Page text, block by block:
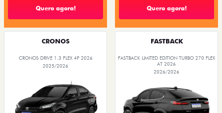
Quero agora! Quero agora!
CRONOS
CRONOS DRIVE 1.3 FLEX 4P 2026
2025/2026
FASTBACK
FASTBACK LIMITED EDITION TURBO 270 FLEX
AT 2026
2026/2026